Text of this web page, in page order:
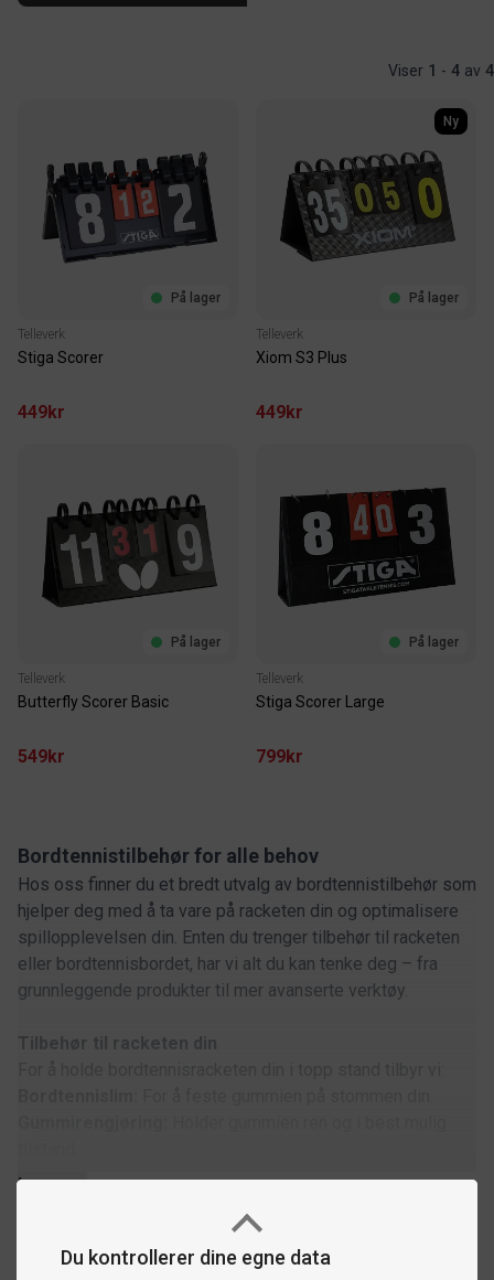
Du kontrollerer dine egne data
Viser 1 - 4 av 4
På lager
Telleverk
Stiga Scorer
449kr
Ny
På lager
Telleverk
Xiom S3 Plus
449kr
På lager
Telleverk
Butterfly Scorer Basic
549kr
På lager
Telleverk
Stiga Scorer Large
799kr
Bordtennistilbehør for alle behov
Hos oss finner du et bredt utvalg av bordtennistilbehør som
hjelper deg med å ta vare på racketen din og optimalisere
spillopplevelsen din. Enten du trenger tilbehør til racketen
eller bordtennisbordet, har vi alt du kan tenke deg – fra
grunnleggende produkter til mer avanserte verktøy.
Tilbehør til racketen din
Gummibeskyttelse:Beskytter gummien mot støv og
Beskytter kanten på stommen og gir racketen et
pent utseende.
Les mer